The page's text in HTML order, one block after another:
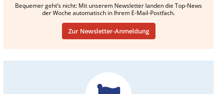
Bequemer geht’s nicht: Mit unserem Newsletter landen die Top-News
der Woche automatisch in Ihrem E-Mail-Postfach.
Zur Newsletter-Anmeldung